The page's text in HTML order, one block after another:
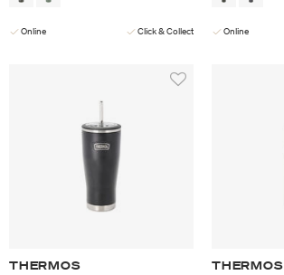
Online Click & Collect Online
THERMOS
THERMOS